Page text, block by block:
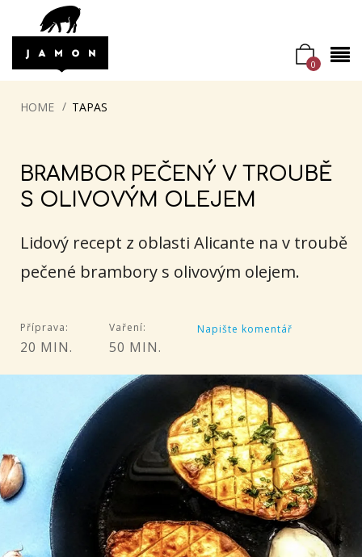
0
HOME TAPAS
BRAMBOR PEČENÝ V TROUBĚ
S OLIVOVÝM OLEJEM
Lidový recept z oblasti Alicante na v troubě
pečené brambory s olivovým olejem.
Příprava:
20 MIN.
Vaření:
50 MIN.
Napište komentář